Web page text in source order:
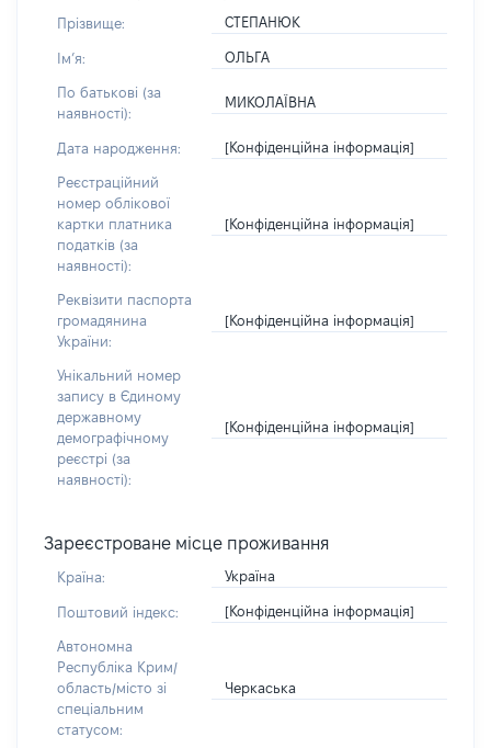
Прізвище: СТЕПАНЮК
Імʼя: ОЛЬГА
По батькові (за
наявності):
МИКОЛАЇВНА
Дата народження: [Конфіденційна інформація]
Реєстраційний
номер облікової
картки платника
податків (за
наявності):
[Конфіденційна інформація]
Реквізити паспорта
громадянина
України:
[Конфіденційна інформація]
Унікальний номер
запису в Єдиному
державному
демографічному
реєстрі (за
наявності):
[Конфіденційна інформація]
Зареєстроване місце проживання
Країна: Україна
Поштовий індекс: [Конфіденційна інформація]
Автономна
Республіка Крим/
область/місто зі
спеціальним
статусом:
Черкаська